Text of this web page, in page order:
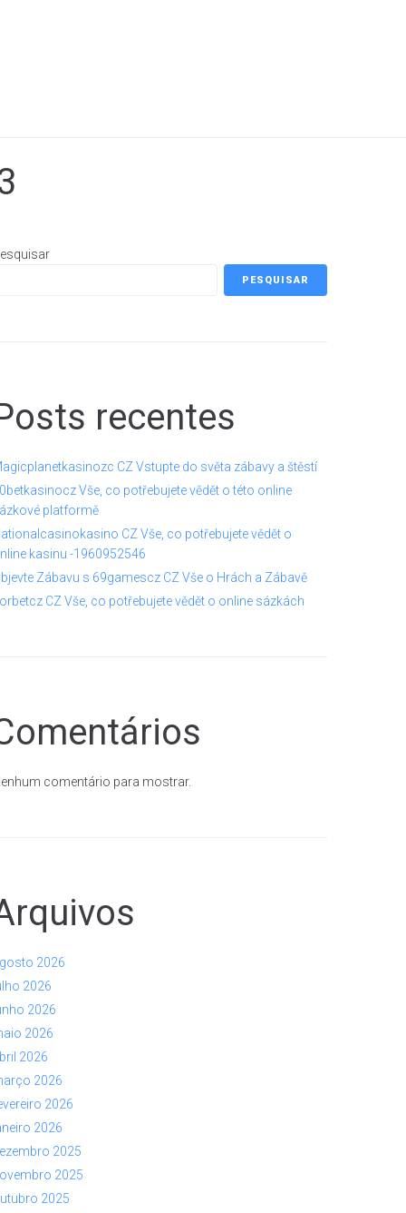
PESQUISAR
recentes
CZ Vstupte do světa zábavy a štěstí
Vše, co potřebujete vědět o této online
platformě
CZ Vše, co potřebujete vědět o
kasinu -1960952546
Zábavu s 69gamescz CZ Vše o Hrách a Zábavě
CZ Vše, co potřebujete vědět o online sázkách
comentário para mostrar.
2026
2026
2026
2026
2026
2026
2026
2026
2025
2025
2025